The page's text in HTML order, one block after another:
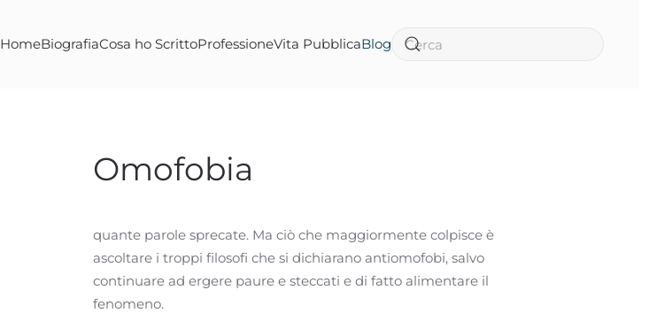
HomeBiografiaCosa ho ScrittoProfessioneVita PubblicaBlog
Omofobia
quante parole sprecate. Ma ciò che maggiormente colpisce è
ascoltare i troppi filosofi che si dichiarano antiomofobi, salvo
continuare ad ergere paure e steccati e di fatto alimentare il
fenomeno.